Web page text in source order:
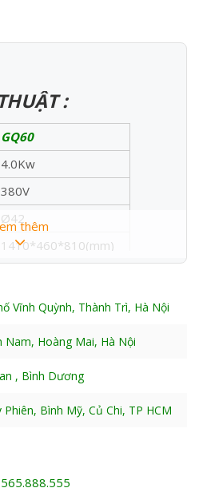
:
GQ60
4.0Kw
380V
Ø42
1410*460*810(mm)
PHẨM
thêm
Vĩnh Quỳnh, Thành Trì, Hà Nội
Nam, Hoàng Mai, Hà Nội
, Bình Dương
Bình Mỹ, Củ Chi, TP HCM